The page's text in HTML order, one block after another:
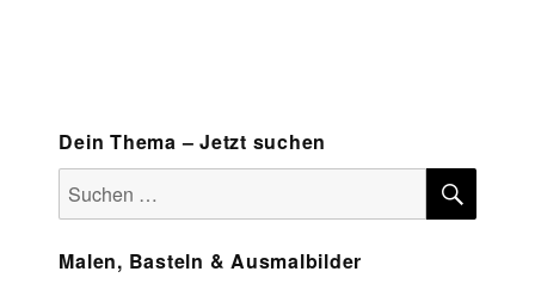
Dein Thema – Jetzt suchen
Suchen
nach:
Malen, Basteln & Ausmalbilder